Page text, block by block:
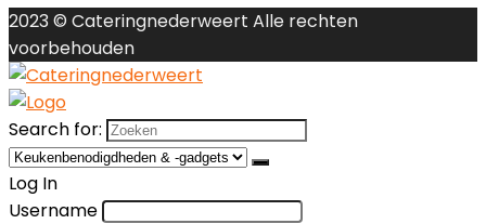
2023 © Cateringnederweert Alle rechten
voorbehouden
Search for:
Log In
Username